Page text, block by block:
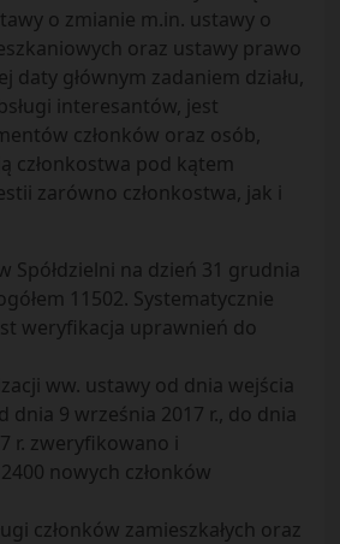
o zmianie m.in. ustawy o
oraz ustawy prawo
daty głównym zadaniem działu,
interesantów, jest
członków oraz osób,
członkostwa pod kątem
zarówno członkostwa, jak i
Spółdzielni na dzień 31 grudnia
11502. Systematycznie
weryfikacja uprawnień do
ww. ustawy od dnia wejścia
dnia 9 września 2017 r., do dnia
r. zweryfikowano i
nowych członków
członków zamieszkałych oraz